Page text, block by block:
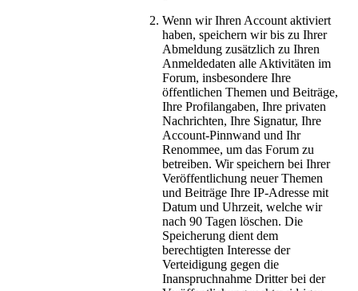
Wenn wir Ihren Account aktiviert
haben, speichern wir bis zu Ihrer
Abmeldung zusätzlich zu Ihren
Anmeldedaten alle Aktivitäten im
Forum, insbesondere Ihre
öffentlichen Themen und Beiträge,
Ihre Profilangaben, Ihre privaten
Nachrichten, Ihre Signatur, Ihre
Account-Pinnwand und Ihr
Renommee, um das Forum zu
betreiben. Wir speichern bei Ihrer
Veröffentlichung neuer Themen
und Beiträge Ihre IP-Adresse mit
Datum und Uhrzeit, welche wir
nach 90 Tagen löschen. Die
Speicherung dient dem
berechtigten Interesse der
Verteidigung gegen die
Inanspruchnahme Dritter bei der